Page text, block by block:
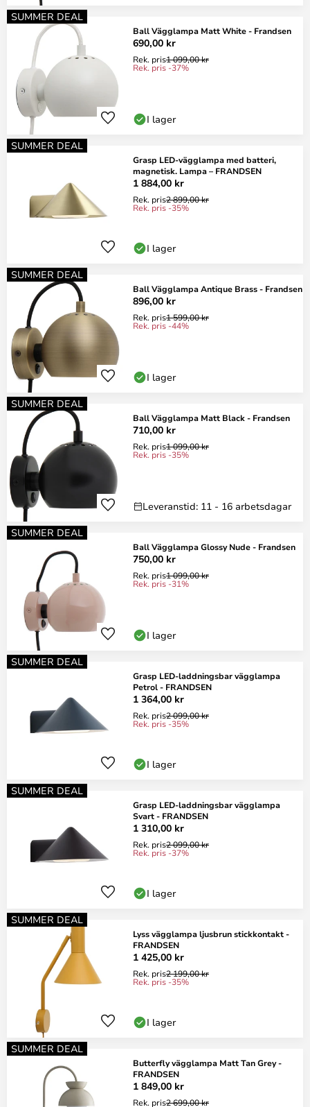
SUMMER DEAL
Ball Vägglampa Matt White - Frandsen
690,00 kr
Rek. pris1 099,00 kr
Rek. pris -37%
I lager
SUMMER DEAL
Grasp LED-vägglampa med batteri,
magnetisk. Lampa – FRANDSEN
1 884,00 kr
Rek. pris2 899,00 kr
Rek. pris -35%
I lager
SUMMER DEAL
Ball Vägglampa Antique Brass - Frandsen
896,00 kr
Rek. pris1 599,00 kr
Rek. pris -44%
I lager
SUMMER DEAL
Ball Vägglampa Matt Black - Frandsen
710,00 kr
Rek. pris1 099,00 kr
Rek. pris -35%
Leveranstid: 11 - 16 arbetsdagar
SUMMER DEAL
Ball Vägglampa Glossy Nude - Frandsen
750,00 kr
Rek. pris1 099,00 kr
Rek. pris -31%
I lager
SUMMER DEAL
Grasp LED-laddningsbar vägglampa
Petrol - FRANDSEN
1 364,00 kr
Rek. pris2 099,00 kr
Rek. pris -35%
I lager
SUMMER DEAL
Grasp LED-laddningsbar vägglampa
Svart - FRANDSEN
1 310,00 kr
Rek. pris2 099,00 kr
Rek. pris -37%
I lager
SUMMER DEAL
Lyss vägglampa ljusbrun stickkontakt -
FRANDSEN
1 425,00 kr
Rek. pris2 199,00 kr
Rek. pris -35%
I lager
SUMMER DEAL
Butterfly vägglampa Matt Tan Grey -
FRANDSEN
1 849,00 kr
Rek. pris2 699,00 kr